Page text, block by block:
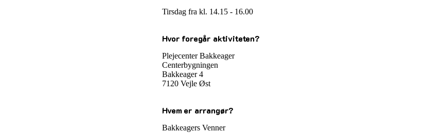
Tirsdag fra kl. 14.15 - 16.00
Hvor foregår aktiviteten?
Plejecenter Bakkeager
Centerbygningen
Bakkeager 4
7120 Vejle Øst
Hvem er arrangør?
Bakkeagers Venner